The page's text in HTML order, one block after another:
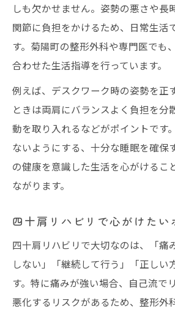
しも欠かせません。姿勢の悪さや長
関節に負担をかけるため、日常生活
す。菊陽町の整形外科や専門医でも
合わせた生活指導を行っています。
例えば、デスクワーク時の姿勢を正
ときは両肩にバランスよく負担を分
動を取り入れるなどがポイントです
ないようにする、十分な睡眠を確保
の健康を意識した生活を心がけるこ
ながります。
四十肩リハビリで心がけたい
四十肩リハビリで大切なのは、「痛
しない」「継続して行う」「正しい
す。特に痛みが強い場合、自己流で
悪化するリスクがあるため、整形外